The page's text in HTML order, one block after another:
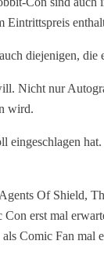
diejenigen,
Nicht nur
wird.
Of Shield,
erst mal
Comic Fan mal